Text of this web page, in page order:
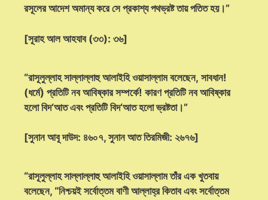
রসূলের আদেশ অমান্য করে সে প্রকাশ্য পথভ্রষ্ট তায় পতিত হয়।”
[সূরাহ আল আহযাব (৩৩): ৩৬]
“রাসূলুল্লাহ সাল্লাল্লাহু আলাইহি ওয়াসাল্লাম বলেছেন, সাবধান!
(ধর্মে) প্রতিটি নব আবিষ্কার সম্পর্কে! কারণ প্রতিটি নব আবিষ্কার
হলো বিদ‘আত এবং প্রতিটি বিদ‘আত হলো ভ্রষ্টতা।”
[সুনান আবূ দাউদ: ৪৬০৭, সুনান আত তিরমিজী: ২৬৭৬]
“রাসূলুল্লাহ সাল্লাল্লাহু আলাইহি ওয়াসাল্লাম তাঁর এক খুতবায়
বলেছেন, “নিশ্চয়ই সর্বোত্তম বাণী আল্লাহ্‌র কিতাব এবং সর্বোত্তম